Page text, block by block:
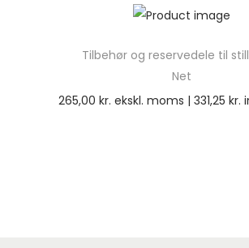
Tilbehør og reservedele til
Net
265,00 kr. ekskl. moms | 331,25 kr.